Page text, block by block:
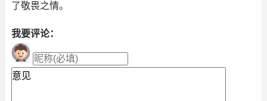
了敬畏之情。
我要评论：